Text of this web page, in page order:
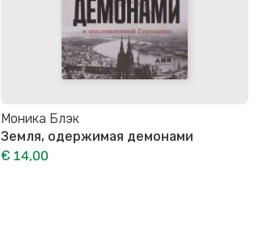
Моника Блэк
Земля, одержимая демонами
€ 14,00